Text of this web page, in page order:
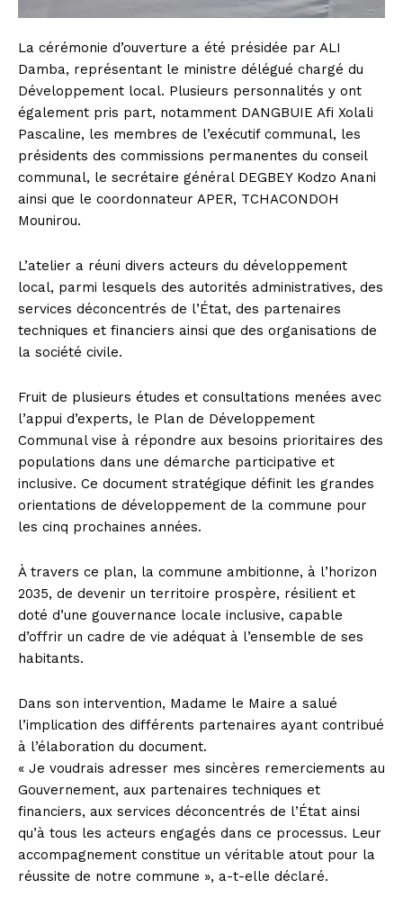
La cérémonie d’ouverture a été présidée par ALI
Damba, représentant le ministre délégué chargé du
Développement local. Plusieurs personnalités y ont
également pris part, notamment DANGBUIE Afi Xolali
Pascaline, les membres de l’exécutif communal, les
présidents des commissions permanentes du conseil
communal, le secrétaire général DEGBEY Kodzo Anani
ainsi que le coordonnateur APER, TCHACONDOH
Mounirou.
L’atelier a réuni divers acteurs du développement
local, parmi lesquels des autorités administratives, des
services déconcentrés de l’État, des partenaires
techniques et financiers ainsi que des organisations de
la société civile.
Fruit de plusieurs études et consultations menées avec
l’appui d’experts, le Plan de Développement
Communal vise à répondre aux besoins prioritaires des
populations dans une démarche participative et
inclusive. Ce document stratégique définit les grandes
orientations de développement de la commune pour
les cinq prochaines années.
À travers ce plan, la commune ambitionne, à l’horizon
2035, de devenir un territoire prospère, résilient et
doté d’une gouvernance locale inclusive, capable
d’offrir un cadre de vie adéquat à l’ensemble de ses
habitants.
Dans son intervention, Madame le Maire a salué
l’implication des différents partenaires ayant contribué
à l’élaboration du document.
« Je voudrais adresser mes sincères remerciements au
Gouvernement, aux partenaires techniques et
financiers, aux services déconcentrés de l’État ainsi
qu’à tous les acteurs engagés dans ce processus. Leur
accompagnement constitue un véritable atout pour la
réussite de notre commune », a-t-elle déclaré.